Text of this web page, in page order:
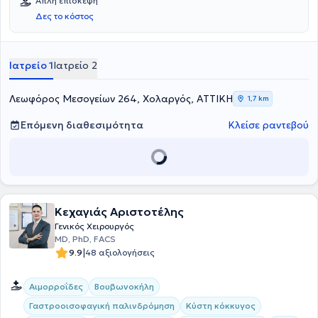
Δες το κόστος
Ιατρείο 1Ιατρείο 2
Λεωφόρος Μεσογείων 264, Χολαργός, ΑΤΤΙΚΗ 1,7 km
Επόμενη διαθεσιμότητα Κλείσε ραντεβού
Κεχαγιάς Αριστοτέλης
Γενικός Χειρουργός
MD, PhD, FACS
9.9|48 αξιολογήσεις
Αιμορροΐδες
Βουβωνοκήλη
Γαστροοισοφαγική παλινδρόμηση
Κύστη κόκκυγος